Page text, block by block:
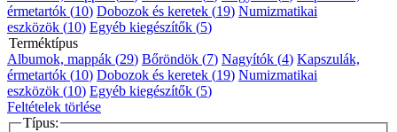
érmetartók (10) Dobozok és keretek (19) Numizmatikai
eszközök (10) Egyéb kiegészítők (5)
Terméktípus
Albumok, mappák (29) Bőröndök (7) Nagyítók (4) Kapszulák,
érmetartók (10) Dobozok és keretek (19) Numizmatikai
eszközök (10) Egyéb kiegészítők (5)
Feltételek törlése
Típus: